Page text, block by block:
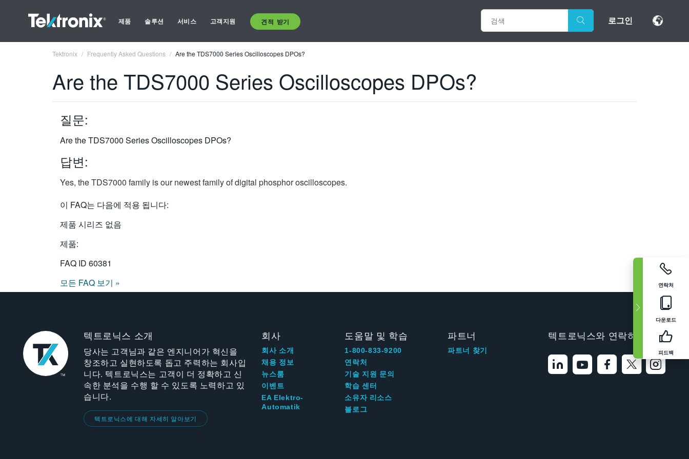
제품 솔루션 서비스 고객지원 견적 받기 로그인
연락처
다운로드
피드백
Tektronix Frequently Asked Questions Are the TDS7000 Series Oscilloscopes DPOs?
Are the TDS7000 Series Oscilloscopes DPOs?
질문:
Are the TDS7000 Series Oscilloscopes DPOs?
답변:
Yes, the TDS7000 family is our newest family of digital phosphor oscilloscopes.
이 FAQ는 다음에 적용 됩니다:
제품 시리즈 없음
제품:
FAQ ID 60381
모든 FAQ 보기 »
텍트로닉스 소개
당사는 고객님과 같은 엔지니어가 혁신을
창조하고 실현하도록 돕고 주력하는 회사입
니다. 텍트로닉스는 고객이 더 정확하고 신
속한 분석을 수행 할 수 있도록 노력하고 있
습니다.
텍트로닉스에 대해 자세히 알아보기
회사
회사 소개
채용 정보
뉴스룸
이벤트
EA Elektro-
Automatik
도움말 및 학습
1-800-833-9200
연락처
기술 지원 문의
학습 센터
소유자 리소스
블로그
파트너
파트너 찾기
텍트로닉스와 연락하기